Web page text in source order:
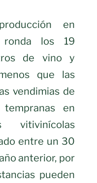
en
ronda los 19
de vino y
que las
vendimias de
en
entre un 30
anterior, por
pueden